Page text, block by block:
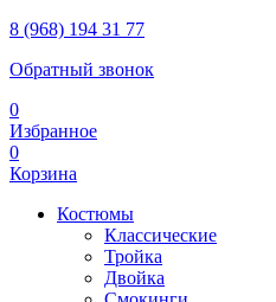
8 (968) 194 31 77
Обратный звонок
0
Избранное
0
Корзина
Костюмы
Классические
Тройка
Двойка